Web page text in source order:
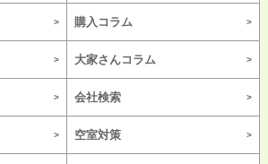
購入コラム
大家さんコラム
会社検索
空室対策